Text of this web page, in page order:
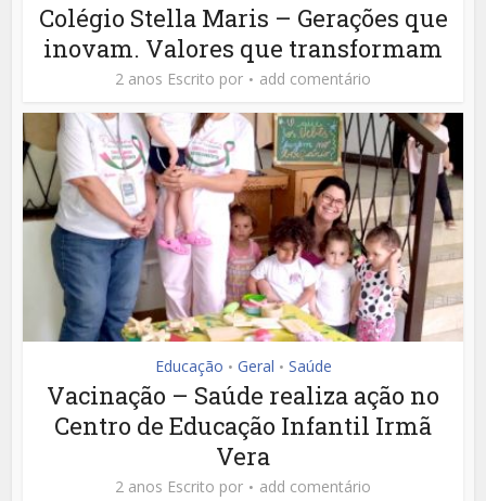
Colégio Stella Maris – Gerações que
inovam. Valores que transformam
2 anos Escrito por add comentário
Educação • Geral • Saúde
Vacinação – Saúde realiza ação no
Centro de Educação Infantil Irmã
Vera
2 anos Escrito por add comentário